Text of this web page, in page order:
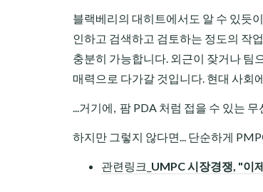
블랙베리의 대히트에서도 알 수 있듯
인하고 검색하고 검토하는 정도의 작
충분히 가능합니다. 외근이 잦거나 팀
매력으로 다가갈 것입니다. 현대 사회
...거기에, 팜 PDA 처럼 접을 수 있는
하지만 그렇지 않다면... 단순하게
관련링크_ UMPC 시장경쟁, "이